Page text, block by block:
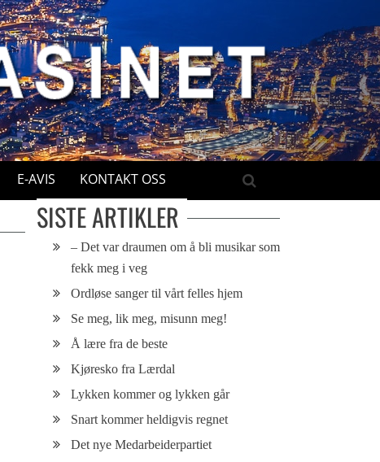
E-AVIS KONTAKT OSS
SISTE ARTIKLER
– Det var draumen om å bli musikar som
fekk meg i veg
Ordløse sanger til vårt felles hjem
Se meg, lik meg, misunn meg!
Å lære fra de beste
Kjøresko fra Lærdal
Lykken kommer og lykken går
Snart kommer heldigvis regnet
Det nye Medarbeiderpartiet